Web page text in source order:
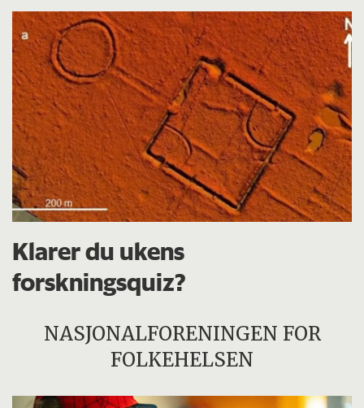
Klarer du ukens
forskningsquiz?
NASJONALFORENINGEN FOR
FOLKEHELSEN